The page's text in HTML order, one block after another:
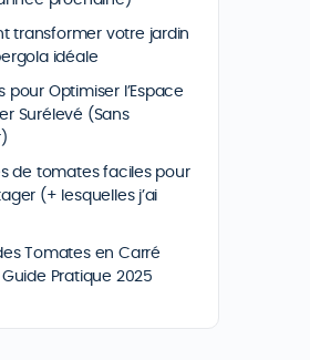
transformer votre jardin
idéale
pour Optimiser l’Espace
Surélevé (Sans
de tomates faciles pour
(+ lesquelles j’ai
Tomates en Carré
Guide Pratique 2025